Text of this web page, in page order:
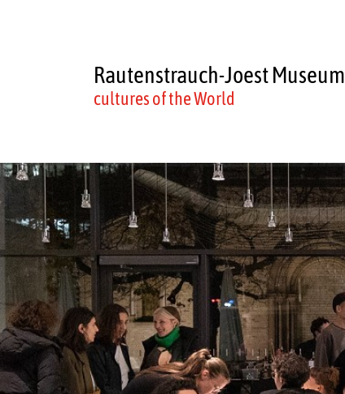
Rautenstrauch-Joest Museum
cultures of the World